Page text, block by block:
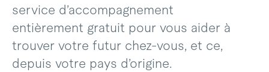
service d’accompagnement
entièrement gratuit pour vous aider à
trouver votre futur chez-vous, et ce,
depuis votre pays d’origine.